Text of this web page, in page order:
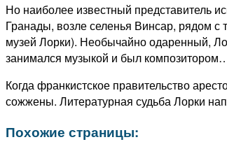
Но наиболее известный представитель
Гранады, возле селенья Винсар, рядом с
музей Лорки). Необычайно одаренный,
занимался музыкой и был
Когда франкистское правительство
сожжены. Литературная судьба Лорки
Похожие страницы: